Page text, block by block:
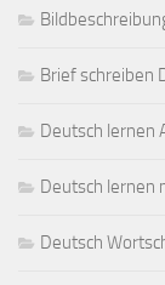
Brief schreiben
Deutsch lernen
Deutsch lernen
Deutsch